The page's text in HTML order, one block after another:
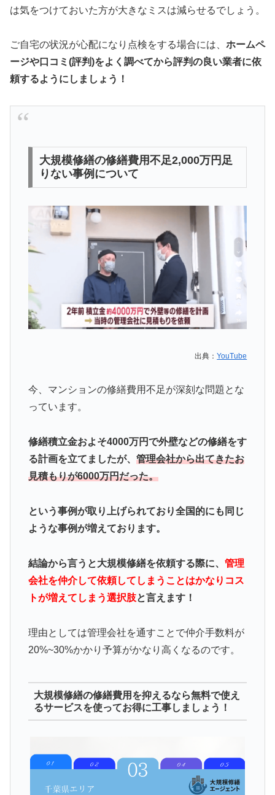
は気をつけておいた方が大きなミスは減らせるでしょう。
ご自宅の状況が心配になり点検をする場合には、 ホームペ
ージや口コミ(評判)をよく調べてから評判の良い業者に依
頼するようにしましょう！
大規模修繕の修繕費用不足2,000万円足
りない事例について
出典：YouTube
今、マンションの修繕費用不足が深刻な問題とな
っています。
修繕積立金およそ4000万円で外壁などの修繕をす
る計画を立てましたが、 管理会社から出てきたお
見積もりが6000万円だった。
という事例が取り上げられており全国的にも同じ
ような事例が増えております。
結論から言うと大規模修繕を依頼する際に、 管理
会社を仲介して依頼してしまうことはかなりコス
トが増えてしまう選択肢と言えます！
理由としては管理会社を通すことで仲介手数料が
20%~30%かかり予算がかなり高くなるのです。
大規模修繕の修繕費用を抑えるなら無料で使え
るサービスを使ってお得に工事しましょう！